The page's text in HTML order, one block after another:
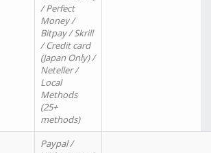
/ Perfect
Money /
Bitpay / Skrill
/ Credit card
(Japan Only) /
Neteller /
Local
Methods
(25+
methods)
Paypal /